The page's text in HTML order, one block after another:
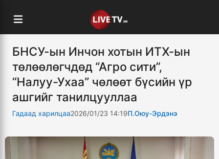
БНСУ-ын Инчон хотын ИТХ-ын
төлөөлөгчдөд “Агро сити”,
“Налуу-Ухаа” чөлөөт бүсийн үр
ашгийг танилцууллаа
Гадаад харилцаа2026/01/23 14:19П.Оюу-Эрдэнэ